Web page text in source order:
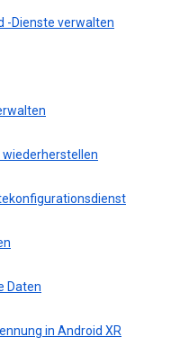
-Dienste verwalten
wiederherstellen
Daten
in Android XR